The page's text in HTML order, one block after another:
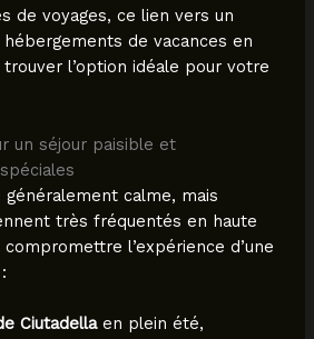
de voyages, ce lien vers un
de vacances en
trouver l’option idéale pour votre
un séjour paisible et
généralement calme, mais
très fréquentés en haute
l’expérience d’une
Ciutadellaen plein été,